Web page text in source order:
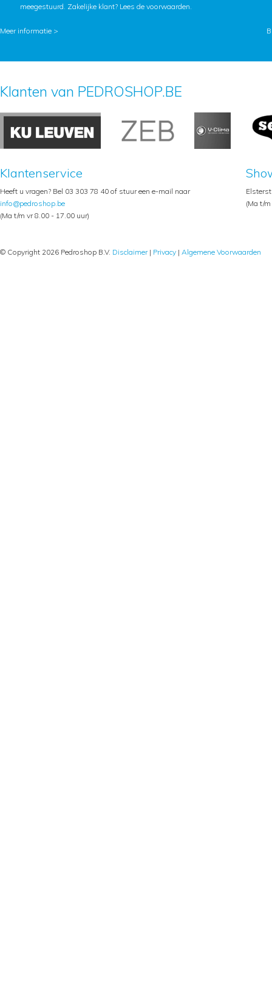
meegestuurd. Zakelijke klant? Lees de voorwaarden.
Meer informatie >
Klanten van PEDROSHOP.BE
Klantenservice
Heeft u vragen? Bel 03 303 78 40 of stuur een e-mail naar
info@pedroshop.be
(Ma t/m vr 8.00 - 17.00 uur)
(Ma t/
© Copyright 2026 Pedroshop B.V. Disclaimer| Privacy | Algemene Voorwaarden